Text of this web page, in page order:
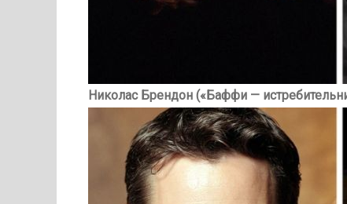
Николас Брендон («Баффи —